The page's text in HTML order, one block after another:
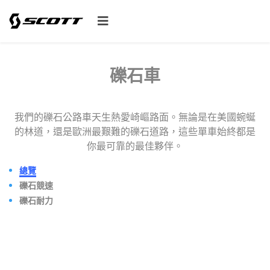
礫石車
我們的礫石公路車天生熱愛崎嶇路面。無論是在美國蜿蜒
的林道，還是歐洲最艱難的礫石道路，這些單車始終都是
你最可靠的最佳夥伴。
總覽
礫石競速
礫石耐力